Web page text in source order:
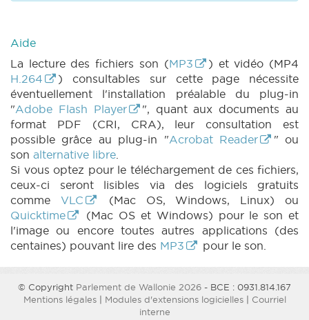
Aide
La lecture des fichiers son (MP3
) et vidéo (MP4
H.264
) consultables sur cette page nécessite
éventuellement l'installation préalable du plug-in
"Adobe Flash Player
", quant aux documents au
format PDF (CRI, CRA), leur consultation est
possible grâce au plug-in "Acrobat Reader
" ou
son alternative libre.
Si vous optez pour le téléchargement de ces fichiers,
ceux-ci seront lisibles via des logiciels gratuits
comme VLC
(Mac OS, Windows, Linux) ou
Quicktime
(Mac OS et Windows) pour le son et
l'image ou encore toutes autres applications (des
centaines) pouvant lire des MP3 pour le son.
© Copyright Parlement de Wallonie 2026 - BCE : 0931.814.167
Mentions légales| Modules d'extensions logicielles| Courriel
interne